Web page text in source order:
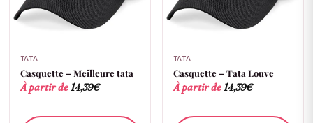
TATA
Casquette – Meilleure tata
À partir de14,39€
TATA
Casquette – Tata Louve
À partir de14,39€